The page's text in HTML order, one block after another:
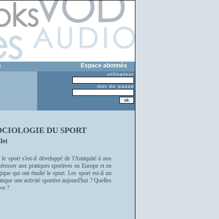
Espace abonnés
utilisateur
mot de passe
DU SPORT
sport s'est-il développé de l'Antiquité à nos
aux pratiques sportives en Europe et en
qui ont étudié le sport. Les sport est-il un
une activité sportive aujourd'hui ? Quelles
?